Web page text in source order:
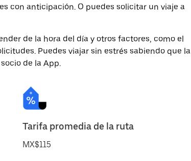
con anticipación. O puedes solicitar un viaje a
de la hora del día y otros factores, como el
Puedes viajar sin estrés sabiendo que la
de la App.
Tarifa promedia de la ruta
MX$115